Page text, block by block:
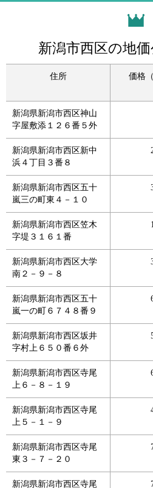
新潟市西区の地
住所 価格
新潟県新潟市西区神山
字屋敷添１２６番５外
新潟県新潟市西区新中
浜４丁目３番８
新潟県新潟市西区五十
嵐三の町東４－１０
新潟県新潟市西区笠木
字堤３１６１番
新潟県新潟市西区大学
南２－９－８
新潟県新潟市西区五十
嵐一の町６７４８番９
新潟県新潟市西区坂井
字村上６５０番６外
新潟県新潟市西区寺尾
上６－８－１９
新潟県新潟市西区寺尾
上５－１－９
新潟県新潟市西区寺尾
東３－７－２０
新潟県新潟市西区寺尾